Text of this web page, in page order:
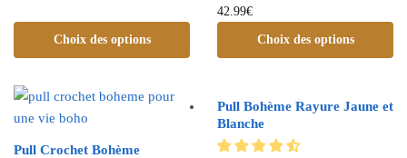
Choix des options
42.99€
Choix des options
Pull Crochet Bohème
Pull Bohème Rayure Jaune et
Blanche